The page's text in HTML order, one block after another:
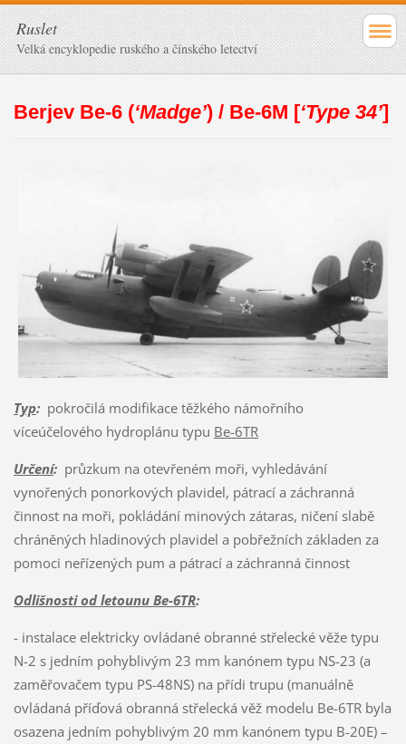
Ruslet
Velká encyklopedie ruského a čínského letectví
Berjev Be-6 (‘Madge’) / Be-6M [‘Type 34’]
Typ:pokročilá modifikace těžkého námořního
víceúčelového hydroplánu typu Be-6TR
Určení:průzkum na otevřeném moři, vyhledávání
vynořených ponorkových plavidel, pátrací a záchranná
činnost na moři, pokládání minových zátaras, ničení slabě
chráněných hladinových plavidel a pobřežních základen za
pomoci neřízených pum a pátrací a záchranná činnost
Odlišnosti od letounu Be-6TR:
- instalace elektricky ovládané obranné střelecké věže typu
N-2 s jedním pohyblivým 23 mm kanónem typu NS-23 (a
zaměřovačem typu PS-48NS) na přídi trupu (manuálně
ovládaná příďová obranná střelecká věž modelu Be-6TR byla
osazena jedním pohyblivým 20 mm kanónem typu B-20E) –